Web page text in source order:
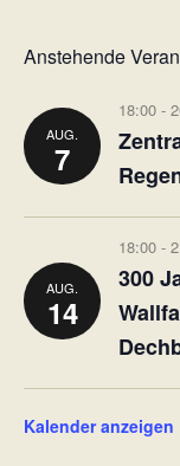
Anstehende
AUG.
7
18:00 -
AUG.
14
18:00 -
300
Kalender anzeigen